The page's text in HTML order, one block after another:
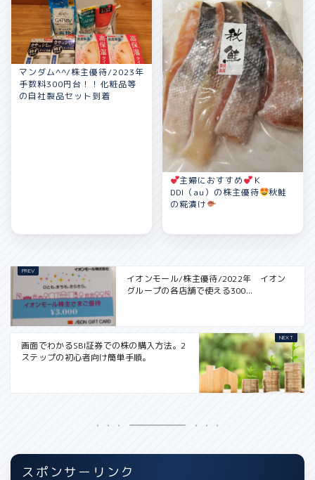
マンダム^^/株主優待/2023年
手数料300円台！！化粧品等
の自社製品セット到着
主婦におすすめ
Ｋ
DDI（au）の株主優待
秋鮭
の糀漬け
イオンモール/株主優待/2022年 イオン
グループの各店舗で使える300...
画面でわかるSBI証券での株の購入方法。2
ステップの初心者向け簡単手順。
スポンサーリンク